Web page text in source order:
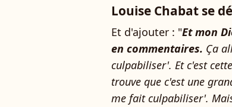
Louise Chabat se
Et d'ajouter : "Et mon
en commentaires. Ça
culpabiliser'. Et c'est
trouve que c'est une
me fait culpabiliser'.